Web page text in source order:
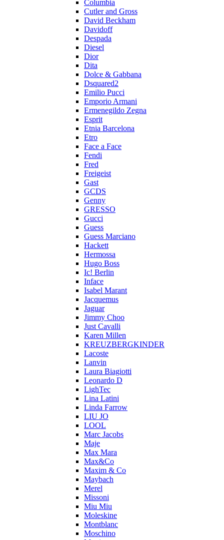
Columbia
Cutler and Gross
David Beckham
Davidoff
Despada
Diesel
Dior
Dita
Dolce & Gabbana
Dsquared2
Emilio Pucci
Emporio Armani
Ermenegildo Zegna
Esprit
Etnia Barcelona
Etro
Face a Face
Fendi
Fred
Freigeist
Gast
GCDS
Genny
GRESSO
Gucci
Guess
Guess Marciano
Hackett
Hermossa
Hugo Boss
Ic! Berlin
Inface
Isabel Marant
Jacquemus
Jaguar
Jimmy Choo
Just Cavalli
Karen Millen
KREUZBERGKINDER
Lacoste
Lanvin
Laura Biagiotti
Leonardo D
LighTec
Lina Latini
Linda Farrow
LIU JO
LOOL
Marc Jacobs
Maje
Max Mara
Max&Co
Maxim & Co
Maybach
Merel
Missoni
Miu Miu
Moleskine
Montblanc
Moschino